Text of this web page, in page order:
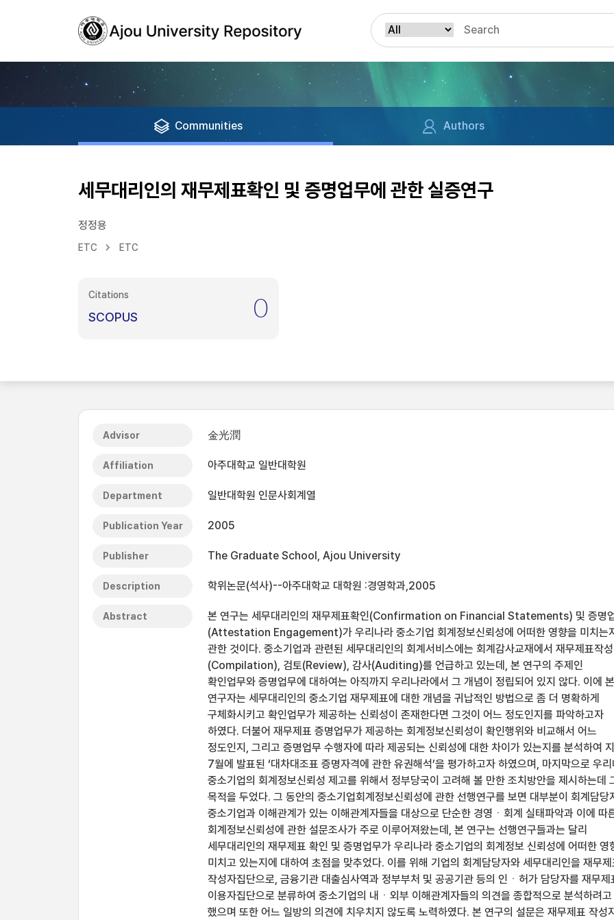
Communities Authors
세무대리인의 재무제표확인 및 증명업무에 관한 실증연구
정정용
ETC ETC
Citations
SCOPUS 0
Advisor 金光潤
Affiliation 아주대학교 일반대학원
Department 일반대학원 인문사회계열
Publication Year 2005
Publisher The Graduate School, Ajou University
Description 학위논문(석사)--아주대학교 대학원 :경영학과,2005
Abstract
본 연구는 세무대리인의 재무제표확인(Confirmation on Financial Statements) 및 증명
(Attestation Engagement)가 우리나라 중소기업 회계정보신뢰성에 어떠한 영향을 미치는
관한 것이다. 중소기업과 관련된 세무대리인의 회계서비스에는 회계감사교재에서 재무제표작성
(Compilation), 검토(Review), 감사(Auditing)를 언급하고 있는데, 본 연구의 주제인
확인업무와 증명업무에 대하여는 아직까지 우리나라에서 그 개념이 정립되어 있지 않다. 이에 본
연구자는 세무대리인의 중소기업 재무제표에 대한 개념을 귀납적인 방법으로 좀 더 명확하게
구체화시키고 확인업무가 제공하는 신뢰성이 존재한다면 그것이 어느 정도인지를 파악하고자
하였다. 더불어 재무제표 증명업무가 제공하는 회계정보신뢰성이 확인행위와 비교해서 어느
정도인지, 그리고 증명업무 수행자에 따라 제공되는 신뢰성에 대한 차이가 있는지를 분석하여
7월에 발표된 ‘대차대조표 증명자격에 관한 유권해석’을 평가하고자 하였으며, 마지막으로 우
중소기업의 회계정보신뢰성 제고를 위해서 정부당국이 고려해 볼 만한 조치방안을 제시하는데
목적을 두었다. 그 동안의 중소기업회계정보신뢰성에 관한 선행연구를 보면 대부분이 회계담당
중소기업과 이해관계가 있는 이해관계자들을 대상으로 단순한 경영ㆍ회계 실태파악과 이에 따
회계정보신뢰성에 관한 설문조사가 주로 이루어져왔는데, 본 연구는 선행연구들과는 달리
세무대리인의 재무제표 확인 및 증명업무가 우리나라 중소기업의 회계정보 신뢰성에 어떠한 영
미치고 있는지에 대하여 초점을 맞추었다. 이를 위해 기업의 회계담당자와 세무대리인을 재무제
작성자집단으로, 금융기관 대출심사역과 정부부처 및 공공기관 등의 인ㆍ허가 담당자를 재무제
이용자집단으로 분류하여 중소기업의 내ㆍ외부 이해관계자들의 의견을 종합적으로 분석하려고
했으며 또한 어느 일방의 의견에 치우치지 않도록 노력하였다. 본 연구의 설문은 재무제표 작성